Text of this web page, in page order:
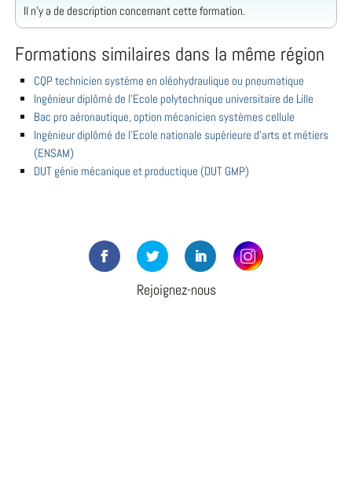
Il n'y a de description concernant cette formation.
Formations similaires dans la même région
CQP technicien système en oléohydraulique ou pneumatique
Ingénieur diplômé de l'Ecole polytechnique universitaire de Lille
Bac pro aéronautique, option mécanicien systèmes cellule
Ingénieur diplômé de l'Ecole nationale supérieure d'arts et métiers
(ENSAM)
DUT génie mécanique et productique (DUT GMP)
Rejoignez-nous